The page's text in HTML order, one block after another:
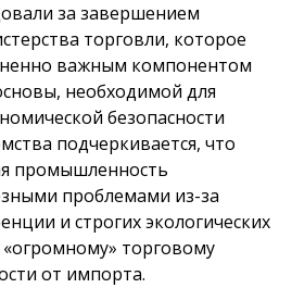
за завершением
торговли, которое
важным компонентом
необходимой для
безопасности
подчеркивается, что
промышленность
проблемами из-за
и строгих экологических
торговому
от импорта.